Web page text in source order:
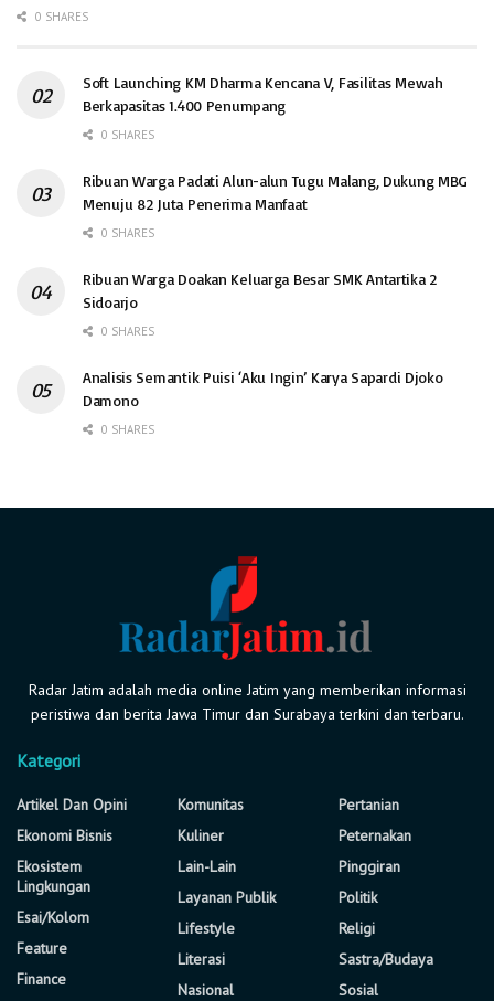
0 SHARES
Soft Launching KM Dharma Kencana V, Fasilitas Mewah
Berkapasitas 1.400 Penumpang
0 SHARES
Ribuan Warga Padati Alun-alun Tugu Malang, Dukung MBG
Menuju 82 Juta Penerima Manfaat
0 SHARES
Ribuan Warga Doakan Keluarga Besar SMK Antartika 2
Sidoarjo
0 SHARES
Analisis Semantik Puisi ‘Aku Ingin’ Karya Sapardi Djoko
Damono
0 SHARES
Radar Jatim adalah media online Jatim yang memberikan informasi
peristiwa dan berita Jawa Timur dan Surabaya terkini dan terbaru.
Kategori
Artikel Dan Opini
Ekonomi Bisnis
Ekosistem
Lingkungan
Esai/Kolom
Feature
Finance
Komunitas
Kuliner
Lain-Lain
Layanan Publik
Lifestyle
Literasi
Nasional
Pertanian
Peternakan
Pinggiran
Politik
Religi
Sastra/Budaya
Sosial